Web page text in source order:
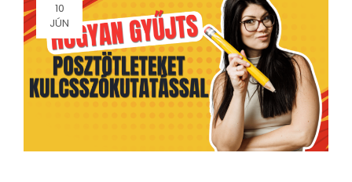
10
JÚN